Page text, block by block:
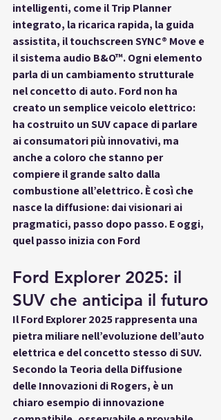
intelligenti, come il Trip Planner
integrato, la ricarica rapida, la guida
assistita, il touchscreen SYNC® Move e
il sistema audio B&O™. Ogni elemento
parla di un cambiamento strutturale
nel concetto di auto. Ford non ha
creato un semplice veicolo elettrico:
ha costruito un SUV capace di parlare
ai consumatori più innovativi, ma
anche a coloro che stanno per
compiere il grande salto dalla
combustione all’elettrico. È così che
nasce la diffusione: dai visionari ai
pragmatici, passo dopo passo. E oggi,
quel passo inizia con Ford
Ford Explorer 2025: il
SUV che anticipa il futuro
Il Ford Explorer 2025 rappresenta una
pietra miliare nell’evoluzione dell’auto
elettrica e del concetto stesso di SUV.
Secondo la Teoria della Diffusione
delle Innovazioni di Rogers, è un
chiaro esempio di innovazione